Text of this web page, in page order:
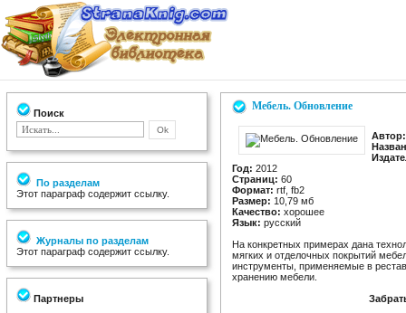
Поиск
По разделам
Этот параграф содержит ссылку.
Журналы по разделам
Этот параграф содержит ссылку.
Партнеры
Мебель. Обновление
Автор:
Год: 2012
Страниц: 60
Формат: rtf, fb2
Размер: 10,79 мб
Качество: хорошее
Язык: русский
На конкретных примерах дана
мягких и отделочных покрытий
инструменты, применяемые в
хранению мебели.